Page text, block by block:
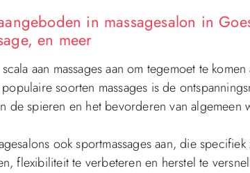
in massagesalon in
en meer
aan massages aan om tegemoet te
soorten massages is de
de spieren en het bevorderen van algemeen
ook sportmassages aan, die
flexibiliteit te verbeteren en herstel te